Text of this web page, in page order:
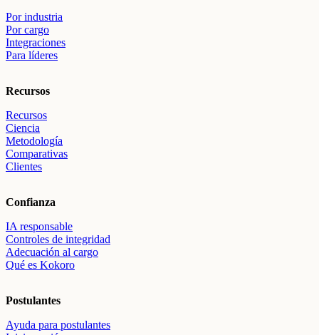
Por industria
Por cargo
Integraciones
Para líderes
Recursos
Recursos
Ciencia
Metodología
Comparativas
Clientes
Confianza
IA responsable
Controles de integridad
Adecuación al cargo
Qué es Kokoro
Postulantes
Ayuda para postulantes